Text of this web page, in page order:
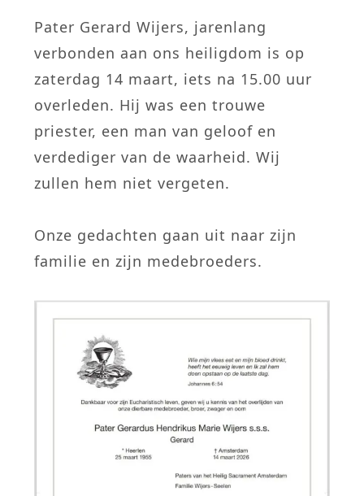
Pater Gerard Wijers, jarenlang
verbonden aan ons heiligdom is op
zaterdag 14 maart, iets na 15.00 uur
overleden. Hij was een trouwe
priester, een man van geloof en
verdediger van de waarheid. Wij
zullen hem niet vergeten.
Onze gedachten gaan uit naar zijn
familie en zijn medebroeders.